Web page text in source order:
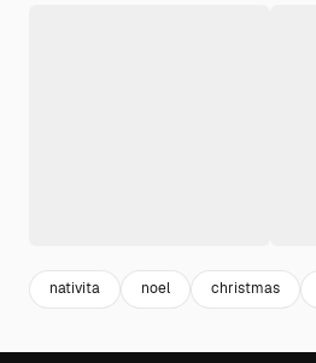
nativita noel christmas